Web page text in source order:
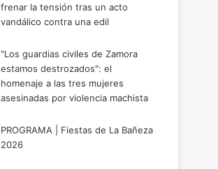
frenar la tensión tras un acto
vandálico contra una edil
"Los guardias civiles de Zamora
estamos destrozados": el
homenaje a las tres mujeres
asesinadas por violencia machista
PROGRAMA | Fiestas de La Bañeza
2026